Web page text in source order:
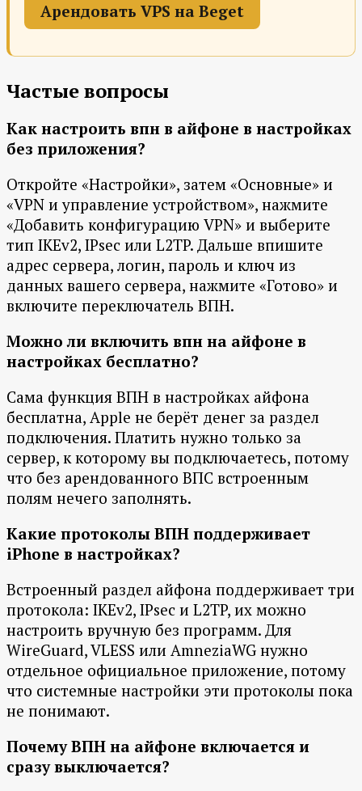
Арендовать VPS на Beget
Частые вопросы
Как настроить впн в айфоне в настройках
без приложения?
Откройте «Настройки», затем «Основные» и
«VPN и управление устройством», нажмите
«Добавить конфигурацию VPN» и выберите
тип IKEv2, IPsec или L2TP. Дальше впишите
адрес сервера, логин, пароль и ключ из
данных вашего сервера, нажмите «Готово» и
включите переключатель ВПН.
Можно ли включить впн на айфоне в
настройках бесплатно?
Сама функция ВПН в настройках айфона
бесплатна, Apple не берёт денег за раздел
подключения. Платить нужно только за
сервер, к которому вы подключаетесь, потому
что без арендованного ВПС встроенным
полям нечего заполнять.
Какие протоколы ВПН поддерживает
iPhone в настройках?
Встроенный раздел айфона поддерживает три
протокола: IKEv2, IPsec и L2TP, их можно
настроить вручную без программ. Для
WireGuard, VLESS или AmneziaWG нужно
отдельное официальное приложение, потому
что системные настройки эти протоколы пока
не понимают.
Почему ВПН на айфоне включается и
сразу выключается?